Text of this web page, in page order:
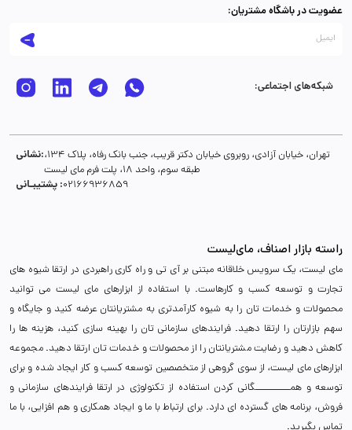
عضویت در باشگاه مشتریان:
شبکه‌های اجتماعی:
نشانی:تهران، خیابان آزادی، روبروی خیابان دکتر قریب، جنب بانک رفاه، پلاک 134،
طبقه سوم، واحد 18، پلت فرم مای لیست
پشتیبـانی :02166936859
راسته بازار اصناف، مای‌لیست
مای لیست، یک سرویس خلاقانه مبتنی بر آی تی و راه کاری راهبردی در ارتقا شیوه های
تجارت و توسعه کسب و کارهاست. با استفاده از ابزارهای مای لیست می توانید
محصولات و خدمات تان را به شیوه کارآمدتری به مشتریانتان عرضه کنید و جایگاه و
سهم بازارتان را ارتقا دهید. فرایندهای سازمانی تان را بهینه سازی کنید، هزینه ها را
کاهش دهید و رضایت مشتریانتان را از محصولات و خدمات تان ارتقا دهید. مجموعه
ابزارهای مای لیست، از سوی گروهی از متخصصین توسعه کسب و کار ایجاد شده و برای
توسعه و همـــــــــــگانی کردن استفاده از تکنولوژی در ارتقا فرایندهای سازمانی و
فروش، برنامه های گسترده ای دارد. برای ارتباط با ما و ایجاد همکاری و هم افزایی، با ما